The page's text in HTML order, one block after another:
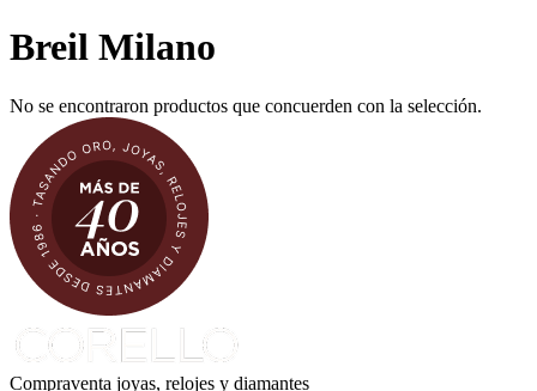
Breil Milano
No se encontraron productos que concuerden con la selección.
Compraventa joyas, relojes y diamantes